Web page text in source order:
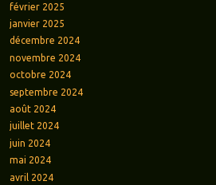
février 2025
janvier 2025
décembre 2024
novembre 2024
octobre 2024
septembre 2024
août 2024
juillet 2024
juin 2024
mai 2024
avril 2024